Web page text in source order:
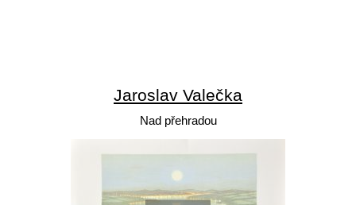
Jaroslav Valečka
Nad přehradou